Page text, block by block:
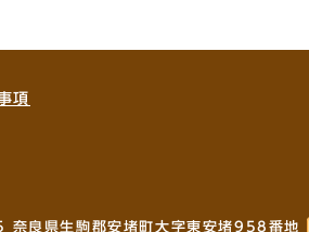
項
良県生駒郡安堵町大字東安堵958番地